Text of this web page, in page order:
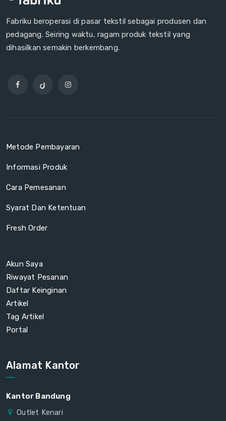
Fabriku beroperasi di pasar tekstil sebagai produsen dan
pedagang. Seiring waktu, ragam produk tekstil yang
dihasilkan semakin berkembang.
Metode Pembayaran
Informasi Produk
Cara Pemesanan
Syarat Dan Ketentuan
Fresh Order
Akun Saya
Riwayat Pesanan
Daftar Keinginan
Artikel
Tag Artikel
Portal
Alamat Kantor
Kantor Bandung
Outlet Kenari